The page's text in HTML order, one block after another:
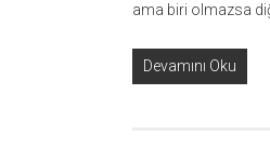
ama biri olmazsa
Devamını Oku